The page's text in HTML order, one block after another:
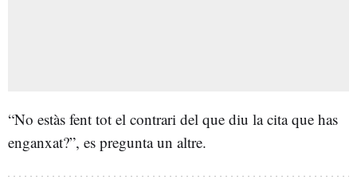
“No estàs fent tot el contrari del que diu la cita que has
enganxat?”, es pregunta un altre.